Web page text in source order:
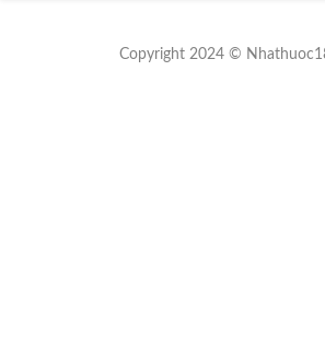
Copyright 2024 ©